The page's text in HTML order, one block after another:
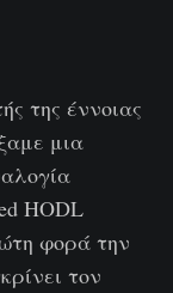
της έννοιας
μια
HODL
φορά την
τον